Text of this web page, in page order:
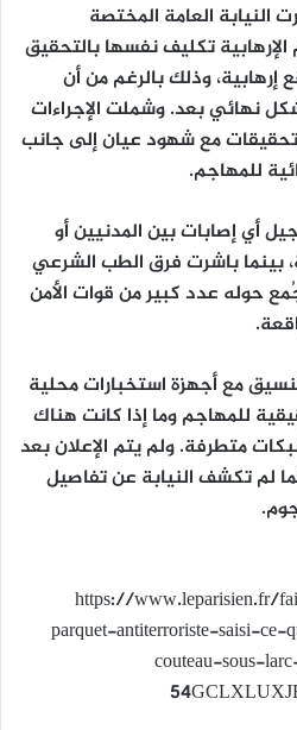
النيابة العامة المختصة
تكليف نفسها بالتحقيق
إرهابية، وذلك بالرغم من أن
نهائي بعد. وشملت الإجراءات
مع شهود عيان إلى جانب
للمهاجم.
أي إصابات بين المدنيين أو
بينما باشرت فرق الطب الشرعي
حوله عدد كبير من قوات الأمن
مع أجهزة استخبارات محلية
للمهاجم وما إذا كانت هناك
متطرفة. ولم يتم الإعلان بعد
لم تكشف النيابة عن تفاصيل
https://www.leparisien.fr/
parquet-antiterroriste-saisi-
couteau-sous-